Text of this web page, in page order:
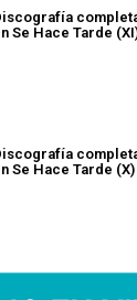
Se Hace Tarde
Se Hace Tarde (X)